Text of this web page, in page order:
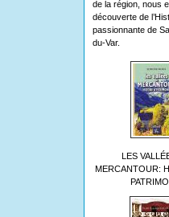
de la région, nous
découverte de
passionnante de
du-Var.
LES
MERCANTOUR: